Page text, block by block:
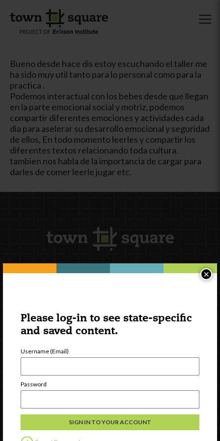
Please log-in to see state-specific
and saved content.
Username (Email)
Password
×
Bueno desde hace dis estoy escuchando el taller me
ha sido muy util tanto para lo personal como para la
practica .
Podemos interactual con los bebes desde que llegan
en la parte emocional social y motriz, podemos
compartir diferentes emociones y actividades cada
dia para aselerar su desarrollo emocional y seguridad
de ellos, En todo momento leerles y compartir los
diferentes textos relacionando toda cultura.
tambien nos habla de la importancia de cargar para
darles de comer leerle jugar etc.
Watch
Discover